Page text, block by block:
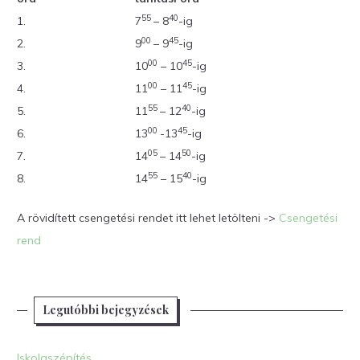
1.
755 – 840-ig
2.
900 – 945-ig
3.
1000 – 1045-ig
4.
1100 – 1145-ig
5.
1155 – 1240-ig
6.
1300 -1345-ig
7.
1405 – 1450-ig
8.
1455 – 1540-ig
A rövidített csengetési rendet itt lehet letölteni -> Csengetési
rend
Legutóbbi bejegyzések